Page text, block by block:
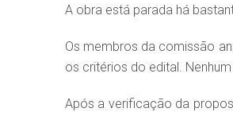
A obra está parada há
Os membros da comissão
os critérios do edital.
Após a verificação da